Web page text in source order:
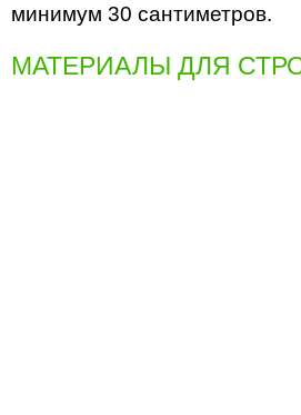
минимум 30 сантиметров.
МАТЕРИАЛЫ ДЛЯ